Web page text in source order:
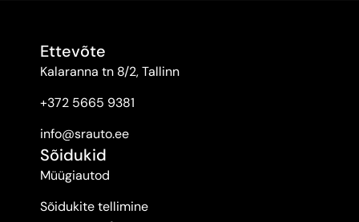
Ettevõte
Kalaranna tn 8/2, Tallinn
+372 5665 9381
info@srauto.ee
Sõidukid
Müügiautod
Sõidukite tellimine